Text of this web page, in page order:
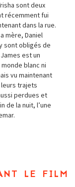
sont deux
récemment fui
dans la rue.
mère, Daniel
sont obligés de
est un
blanc ni
vu maintenant
trajets
perdues et
de la nuit, l’une
le film